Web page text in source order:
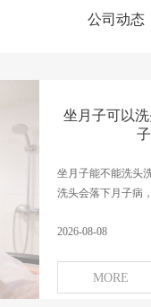
公司动态
坐月子可以
坐月子能不能洗头
洗头会落下月子病
2026-08-08
MORE